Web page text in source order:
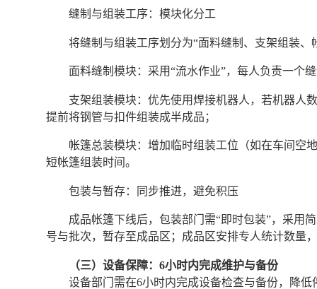
缝制与组装工序：模块化分工
将缝制与组装工序划分为“面料缝制、支架组装
面料缝制模块：采用“流水作业”，每人负责一个
支架组装模块：优先使用焊接机器人，若机器人
提前将钢管与扣件组装成半成品；
帐篷总装模块：增加临时组装工位（如在车间空
短帐篷组装时间。
包装与暂存：同步推进，避免积压
成品帐篷下线后，包装部门需“即时包装”，采用
号与批次，暂存至成品区；成品区安排专人统计数量
（三）设备保障：6小时内完成维护与备份
设备部门需在6小时内完成设备检查与备份，降低